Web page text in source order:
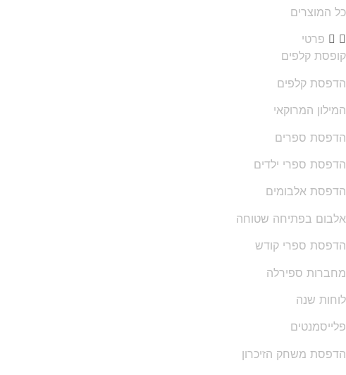
כל המוצרים
פרטי
קופסת קלפים
הדפסת קלפים
המילון המרוקאי
הדפסת ספרים
הדפסת ספרי ילדים
הדפסת אלבומים
אלבום בפתיחה שטוחה
הדפסת ספרי קודש
מחברות ספירלה
לוחות שנה
פלייסמנטים
הדפסת משחק הזיכרון